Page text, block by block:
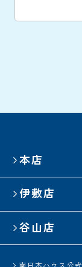
本店
伊敷店
谷山店